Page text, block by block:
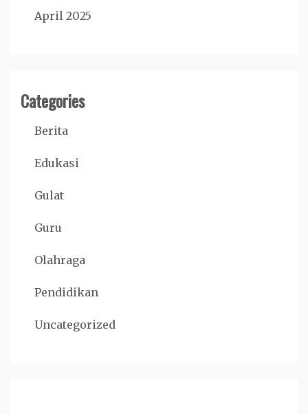
April 2025
Categories
Berita
Edukasi
Gulat
Guru
Olahraga
Pendidikan
Uncategorized